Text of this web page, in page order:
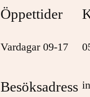
Öppettider
Vardagar 09-17
Besöksadress